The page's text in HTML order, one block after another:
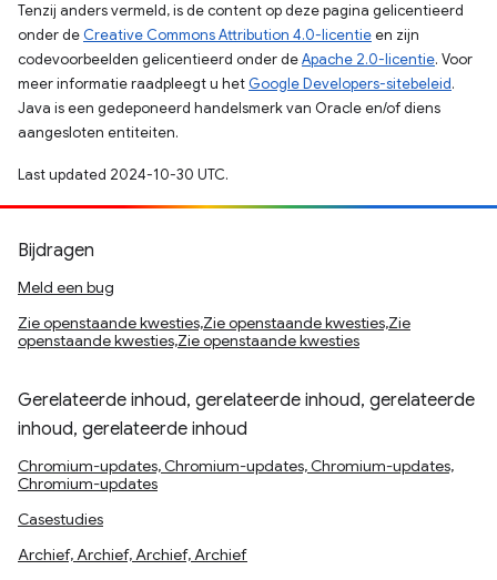
Tenzij anders vermeld, is de content op deze pagina gelicentieerd
onder de Creative Commons Attribution 4.0-licentieen zijn
codevoorbeelden gelicentieerd onder deApache 2.0-licentie. Voor
meer informatie raadpleegt u het Google Developers-sitebeleid.
Java is een gedeponeerd handelsmerk van Oracle en/of diens
aangesloten entiteiten.
Last updated 2024-10-30 UTC.
Bijdragen
Meld een bug
Zie openstaande kwesties,Zie openstaande kwesties,Zie
openstaande kwesties,Zie openstaande kwesties
Gerelateerde inhoud, gerelateerde inhoud, gerelateerde
inhoud, gerelateerde inhoud
Chromium-updates, Chromium-updates, Chromium-updates,
Chromium-updates
Casestudies
Archief, Archief, Archief, Archief